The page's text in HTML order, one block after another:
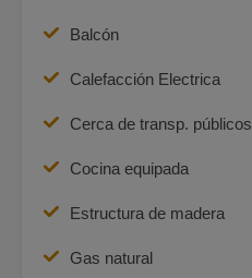
Balcón
Calefacción Electrica
Cerca de transp. públicos
Cocina equipada
Estructura de madera
Gas natural